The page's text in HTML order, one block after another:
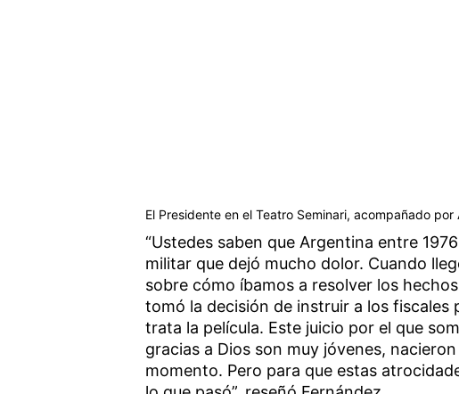
El Presidente en el Teatro Seminari, acompañado por
“Ustedes saben que Argentina entre
militar que dejó mucho dolor. Cuando
sobre cómo íbamos a resolver los
tomó la decisión de instruir a los fiscales
trata la película. Este juicio por el que
gracias a Dios son muy jóvenes,
momento. Pero para que estas